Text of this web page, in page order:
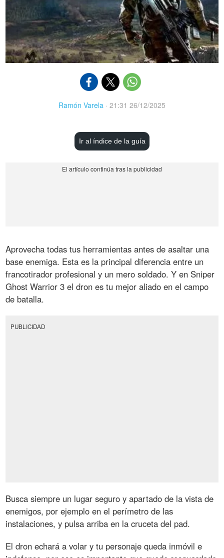
Ramón Varela · 21:31 26/12/2025
Ir al índice de la guía
Aprovecha todas tus herramientas antes de asaltar una
base enemiga. Esta es la principal diferencia entre un
francotirador profesional y un mero soldado. Y en Sniper
Ghost Warrior 3 el dron es tu mejor aliado en el campo
de batalla.
PUBLICIDAD
Busca siempre un lugar seguro y apartado de la vista de
enemigos, por ejemplo en el perímetro de las
instalaciones, y pulsa arriba en la cruceta del pad.
El dron echará a volar y tu personaje queda inmóvil e